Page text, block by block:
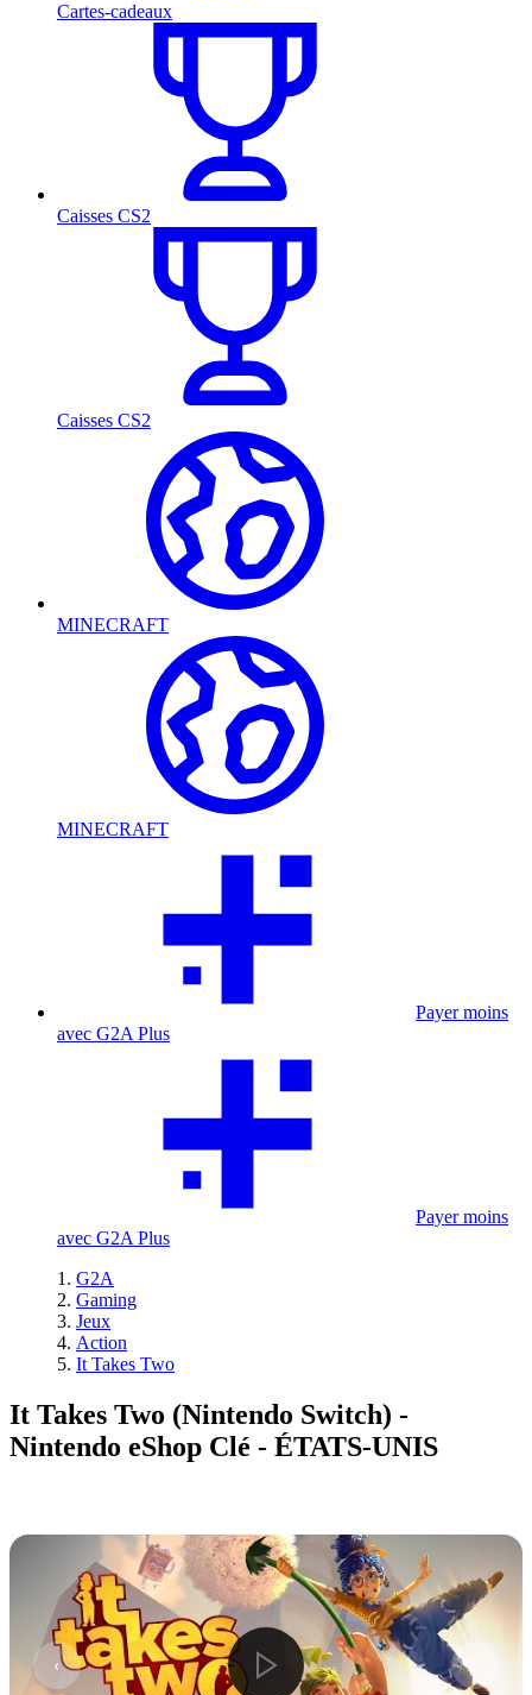
Cartes-cadeaux
Caisses CS2
Caisses CS2
MINECRAFT
MINECRAFT
Payer moins
avec G2A Plus
Payer moins
avec G2A Plus
G2A
Gaming
Jeux
Action
It Takes Two
It Takes Two (Nintendo Switch) -
Nintendo eShop Clé - ÉTATS-UNIS